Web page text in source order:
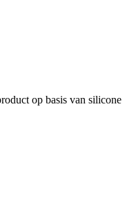
op basis van silicone